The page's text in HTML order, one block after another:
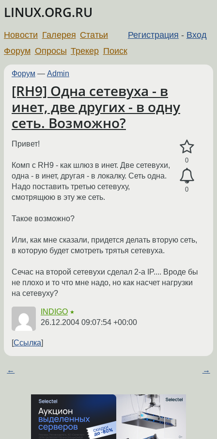
LINUX.ORG.RU
Регистрация - Вход
Новости Галерея Статьи
Форум Опросы Трекер Поиск
Форум — Admin
[RH9] Одна сетевуха - в
инет, две других - в одну
сеть. Возможно?
0
0
Привет!
Комп с RH9 - как шлюз в инет. Две сетевухи,
одна - в инет, другая - в локалку. Сеть одна.
Надо поставить третью сетевуху,
смотрящюю в эту же сеть.
Такое возможно?
Или, как мне сказали, придется делать вторую сеть,
в которую будет смотреть трятья сетевуха.
Сечас на второй сетевухи сделал 2-а IP.... Вроде бы
не плохо и то что мне надо, но как насчет нагрузки
на сетевуху?
INDIGO ★
26.12.2004 09:07:54 +00:00
Ссылка
← →